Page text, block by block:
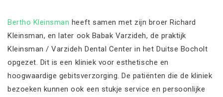
Bertho Kleinsman heeft samen met zijn broer Richard
Kleinsman, en later ook Babak Varzideh, de praktijk
Kleinsman / Varzideh Dental Center in het Duitse Bocholt
opgezet. Dit is een kliniek voor esthetische en
hoogwaardige gebitsverzorging. De patiënten die de kliniek
bezoeken kunnen ook een stukje service en persoonlijke